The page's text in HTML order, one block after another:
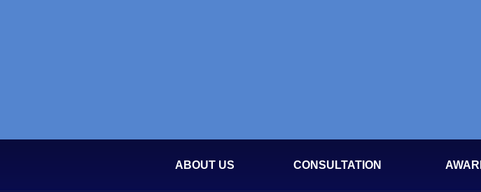
ABOUT US CONSULTATION